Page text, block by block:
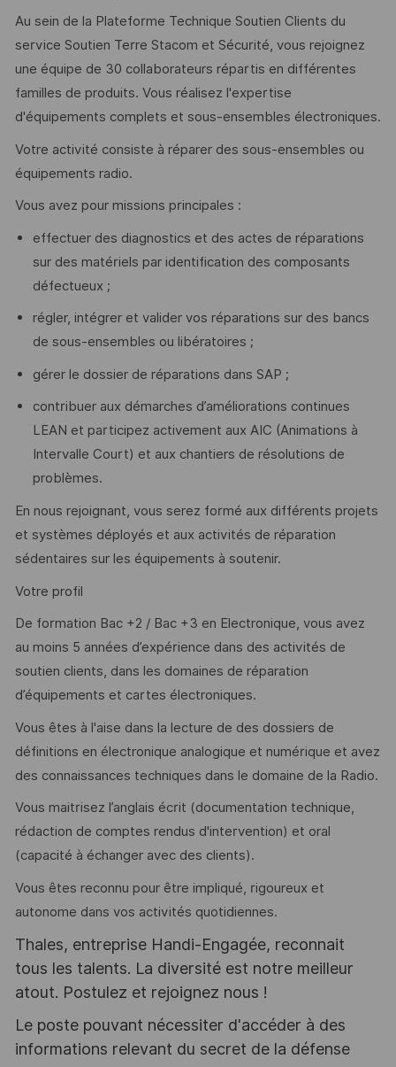
Au sein de la Plateforme Technique Soutien Clients du
service Soutien Terre Stacom et Sécurité, vous rejoignez
une équipe de 30 collaborateurs répartis en différentes
familles de produits. Vous réalisez l'expertise
d'équipements complets et sous-ensembles électroniques.
Votre activité consiste à réparer des sous-ensembles ou
équipements radio.
Vous avez pour missions principales :
effectuer des diagnostics et des actes de réparations
sur des matériels par identification des composants
défectueux ;
régler, intégrer et valider vos réparations sur des bancs
de sous-ensembles ou libératoires ;
gérer le dossier de réparations dans SAP ;
contribuer aux démarches d’améliorations continues
LEAN et participez activement aux AIC (Animations à
Intervalle Court) et aux chantiers de résolutions de
problèmes.
En nous rejoignant, vous serez formé aux différents projets
et systèmes déployés et aux activités de réparation
sédentaires sur les équipements à soutenir.
Votre profil
De formation Bac +2 / Bac +3 en Electronique, vous avez
au moins 5 années d’expérience dans des activités de
soutien clients, dans les domaines de réparation
d’équipements et cartes électroniques.
Vous êtes à l'aise dans la lecture de des dossiers de
définitions en électronique analogique et numérique et avez
des connaissances techniques dans le domaine de la Radio.
Vous maitrisez l’anglais écrit (documentation technique,
rédaction de comptes rendus d'intervention) et oral
(capacité à échanger avec des clients).
Vous êtes reconnu pour être impliqué, rigoureux et
autonome dans vos activités quotidiennes.
Thales, entreprise Handi-Engagée, reconnait
tous les talents. La diversité est notre meilleur
atout. Postulez et rejoignez nous !
Le poste pouvant nécessiter d'accéder à des
informations relevant du secret de la défense